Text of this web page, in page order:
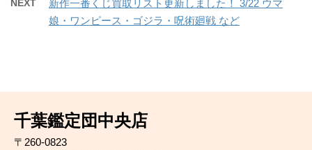
NEXT
新作一番くじ買取リスト更新しました！ 3/22 ウマ
娘・ワンピース・ゴジラ・呪術廻戦 など
千葉鑑定団中央店
〒260-0823